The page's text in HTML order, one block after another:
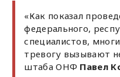
«Как показал
федерального,
специалистов,
тревогу вызывают
штаба ОНФ Павел